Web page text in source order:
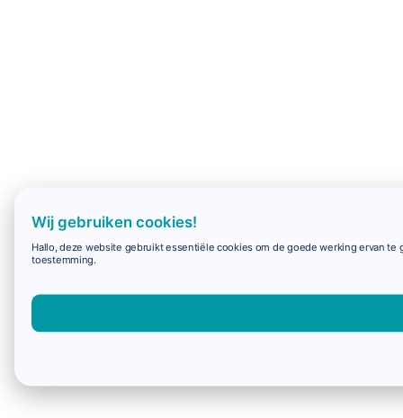
Wij gebruiken cookies!
Hallo, deze website gebruikt essentiële cookies om de goede werking ervan
toestemming.